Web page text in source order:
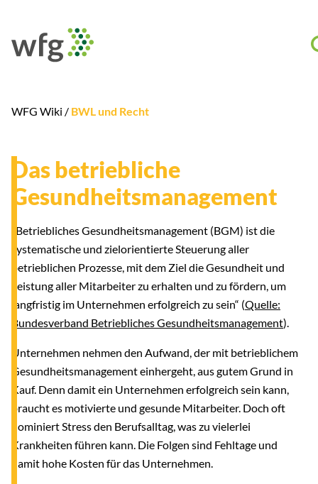
WFG Wiki / BWL und Recht
Das betriebliche
Gesundheitsmanagement
„Betriebliches Gesundheitsmanagement (BGM) ist die
systematische und zielorientierte Steuerung aller
betrieblichen Prozesse, mit dem Ziel die Gesundheit und
Leistung aller Mitarbeiter zu erhalten und zu fördern, um
langfristig im Unternehmen erfolgreich zu sein“ (Quelle:
Bundesverband Betriebliches Gesundheitsmanagement).
Unternehmen nehmen den Aufwand, der mit betrieblichem
Gesundheitsmanagement einhergeht, aus gutem Grund in
Kauf. Denn damit ein Unternehmen erfolgreich sein kann,
braucht es motivierte und gesunde Mitarbeiter. Doch oft
dominiert Stress den Berufsalltag, was zu vielerlei
Krankheiten führen kann. Die Folgen sind Fehltage und
damit hohe Kosten für das Unternehmen.